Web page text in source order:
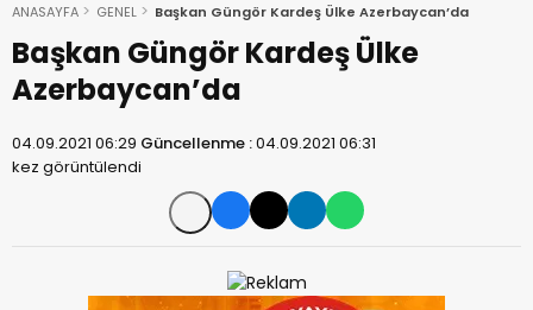
ANASAYFA GENEL Başkan Güngör Kardeş Ülke Azerbaycan’da
Başkan Güngör Kardeş Ülke
Azerbaycan’da
04.09.2021 06:29 Güncellenme :04.09.2021 06:31
kez görüntülendi